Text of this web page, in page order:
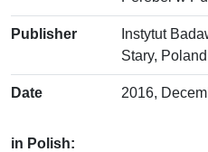
Publisher
Instytut
Stary, Poland
Date 2016,
in Polish: